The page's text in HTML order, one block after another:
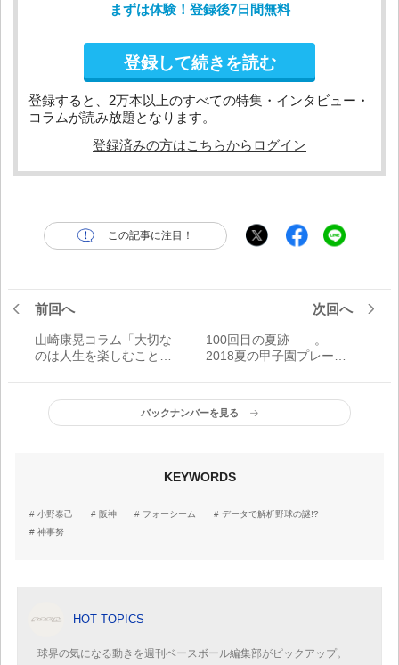
まずは体験！登録後7日間無料
登録して続きを読む
登録すると、2万本以上のすべての特集・インタビュー・
コラムが読み放題となります。
登録済みの方はこちらからログイン
この記事に注目！
前回へ
山崎康晃コラム「大切な
のは人生を楽しむこと。
次回へ
100回目の夏跡――。
2018夏の甲子園プレーバ
バックナンバーを見る
KEYWORDS
小野泰己 阪神 フォーシーム
データで解析野球の謎!?
神事努
HOT TOPICS
球界の気になる動きを週刊ベースボール編集部がピックアップ。